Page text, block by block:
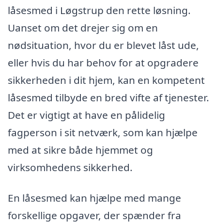
låsesmed i Løgstrup den rette løsning.
Uanset om det drejer sig om en
nødsituation, hvor du er blevet låst ude,
eller hvis du har behov for at opgradere
sikkerheden i dit hjem, kan en kompetent
låsesmed tilbyde en bred vifte af tjenester.
Det er vigtigt at have en pålidelig
fagperson i sit netværk, som kan hjælpe
med at sikre både hjemmet og
virksomhedens sikkerhed.
En låsesmed kan hjælpe med mange
forskellige opgaver, der spænder fra